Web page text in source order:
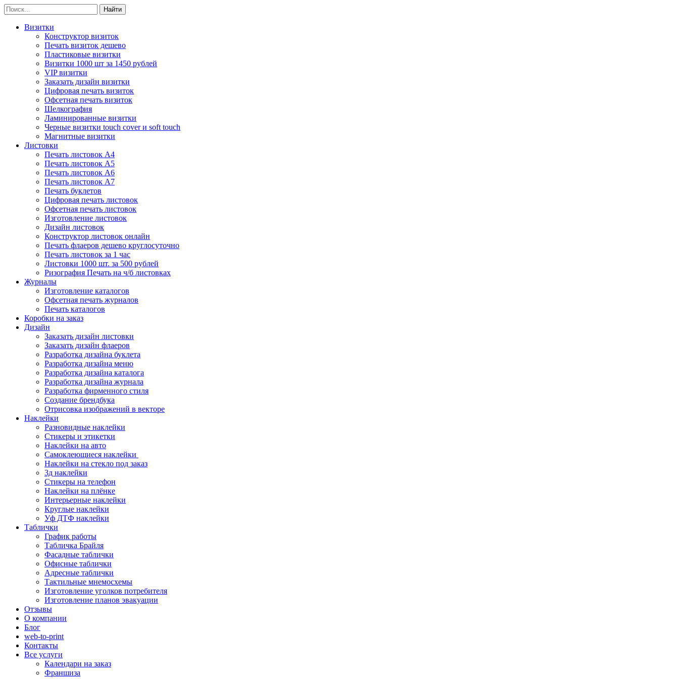
Визитки
Конструктор визиток
Печать визиток дешево
Пластиковые визитки
Визитки 1000 шт за 1450 рублей
VIP визитки
Заказать дизайн визитки
Цифровая печать визиток
Офсетная печать визиток
Шелкография
Ламинированные визитки
Черные визитки touch cover и soft touch
Магнитные визитки
Листовки
Печать листовок А4
Печать листовок А5
Печать листовок А6
Печать листовок А7
Печать буклетов
Цифровая печать листовок
Офсетная печать листовок
Изготовление листовок
Дизайн листовок
Конструктор листовок онлайн
Печать флаеров дешево круглосуточно
Печать листовок за 1 час
Листовки 1000 шт. за 500 рублей
Ризография Печать на ч/б листовках
Журналы
Изготовление каталогов
Офсетная печать журналов
Печать каталогов
Коробки на заказ
Дизайн
Заказать дизайн листовки
Заказать дизайн флаеров
Разработка дизайна буклета
Разработка дизайна меню
Разработка дизайна каталога
Разработка дизайна журнала
Разработка фирменного стиля
Создание брендбука
Отрисовка изображений в векторе
Наклейки
Разновидные наклейки
Стикеры и этикетки
Наклейки на авто
Самоклеющиеся наклейки
Наклейки на стекло под заказ
3д наклейки
Cтикеры на телефон
Наклейки на плёнке
Интерьерные наклейки
Круглые наклейки
Уф ДТФ наклейки
Таблички
График работы
Табличка Брайля
Фасадные таблички
Офисные таблички
Адресные таблички
Тактильные мнемосхемы
Изготовление уголков потребителя
Изготовление планов эвакуации
Отзывы
О компании
Блог
web-to-print
Контакты
Все услуги
Календари на заказ
Франшиза